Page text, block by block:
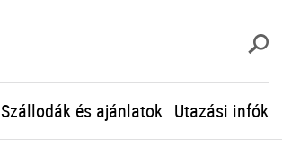
Szállodák és ajánlatok Utazási infók